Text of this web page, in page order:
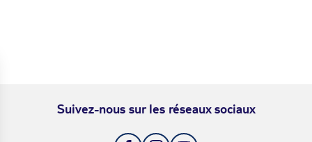
Suivez-nous sur les réseaux sociaux